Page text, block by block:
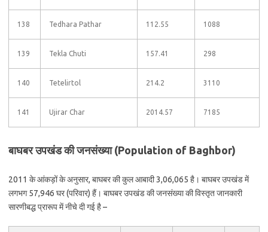
138 Tedhara Pathar 112.55 1088
139 Tekla Chuti 157.41 298
140 Tetelirtol 214.2 3110
141 Ujirar Char 2014.57 7185
बाघबर उपखंड की जनसंख्या (Population of Baghbor)
2011 के आंकड़ों के अनुसार, बाघबर की कुल आबादी 3,06,065 है। बाघबर उपखंड में
लगभग 57,946 घर (परिवार) हैं। बाघबर उपखंड की जनसंख्या की विस्तृत जानकारी
सारणीबद्ध प्रारूप में नीचे दी गई है –